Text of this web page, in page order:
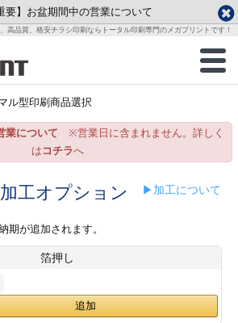
要】お盆期間中の営業について
高品質、格安チラシ印刷ならトータル印刷専門のメガプリントです！
商品一覧
ご利用ガイド
データ作成ガイド
テンプレート
金
土
1
7
8
15
29
土
11
12
型印刷商品選択
業について ※営業日に含まれません。詳しく
は コチラへ
工オプション ▶加工について
期が追加されます。
箔押し